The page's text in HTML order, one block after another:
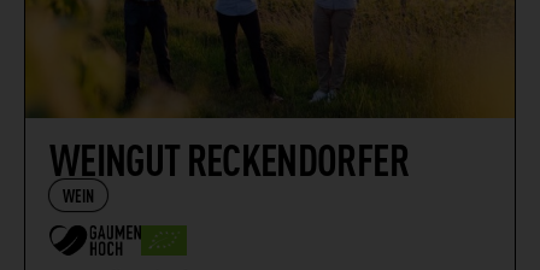
WEINGUT RECKENDORFER
WEIN